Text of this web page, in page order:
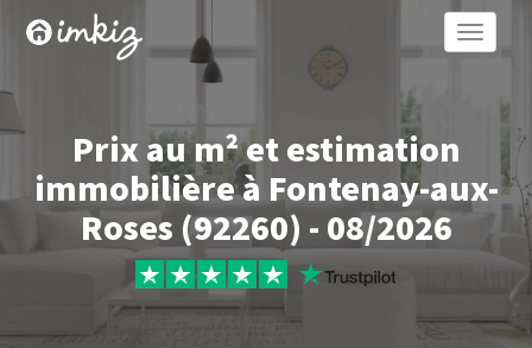
Toggle
Prix au m² et estimation
immobilière à Fontenay-aux-
Roses (92260) - 08/2026